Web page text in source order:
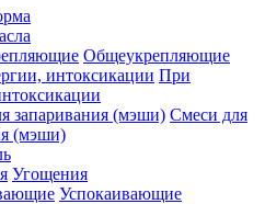
Общеукрепляющие
При
Смеси для
(мэши)
Угощения
Успокаивающие